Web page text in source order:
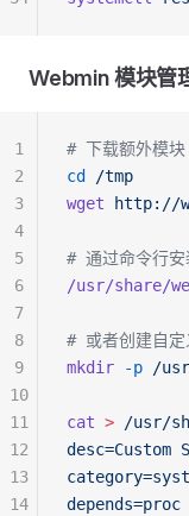
Webmin 模块管
# 下载额外模块
cd
/tmp
wget http://
# 通过命令行安
/usr/share/
# 或者创建自定
mkdir -p /
cat > /usr/
depends=proc
1
2
3
4
5
6
7
8
9
10
11
12
13
14